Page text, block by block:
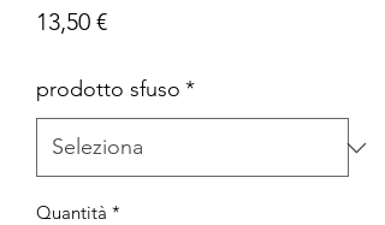
13,50 €Prezzo
prodotto sfuso *
Quantità *